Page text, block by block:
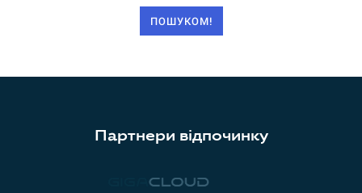
ПОШУКОМ!
Партнери відпочинку